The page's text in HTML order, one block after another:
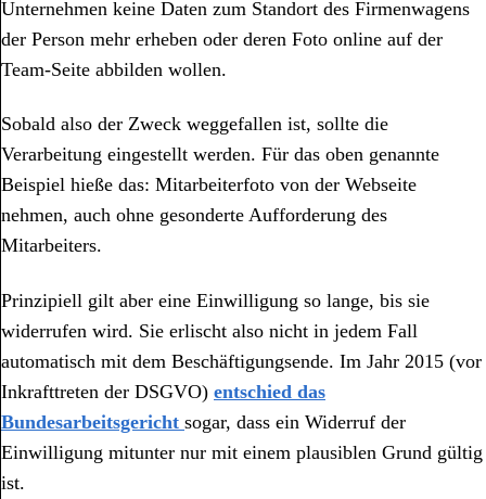
Unternehmen keine Daten zum Standort des Firmenwagens
der Person mehr erheben oder deren Foto online auf der
Team-Seite abbilden wollen.
Sobald also der Zweck weggefallen ist, sollte die
Verarbeitung eingestellt werden. Für das oben genannte
Beispiel hieße das: Mitarbeiterfoto von der Webseite
nehmen, auch ohne gesonderte Aufforderung des
Mitarbeiters.
Prinzipiell gilt aber eine Einwilligung so lange, bis sie
widerrufen wird. Sie erlischt also nicht in jedem Fall
automatisch mit dem Beschäftigungsende. Im Jahr 2015 (vor
Inkrafttreten der DSGVO) entschied das
Bundesarbeitsgericht sogar, dass ein Widerruf der
Einwilligung mitunter nur mit einem plausiblen Grund gültig
ist.